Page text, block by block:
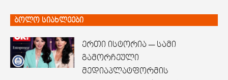
ბოლო სიახლეები
ერთი ისტორია — სამი
გამორჩეული
მედიაპლატფორმის